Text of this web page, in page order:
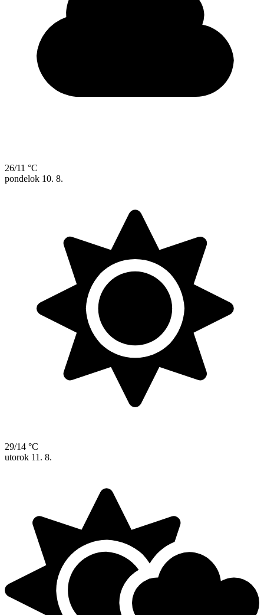
26/11 °C
pondelok 10. 8.
29/14 °C
utorok 11. 8.